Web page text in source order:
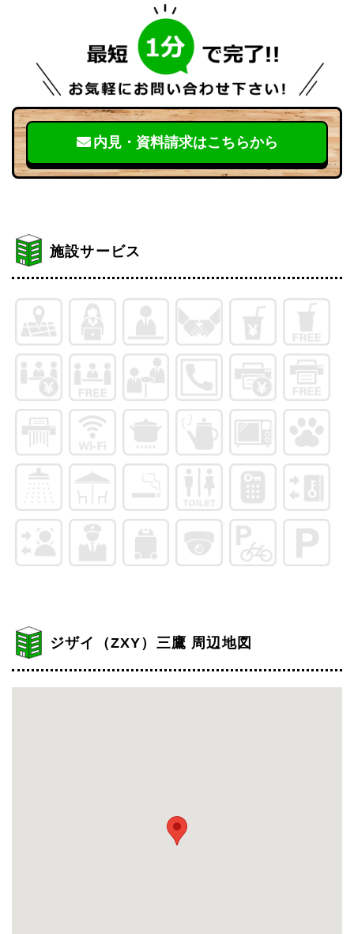
内見・資料請求はこちらから
施設サービス
ジザイ（ZXY）三鷹 周辺地図